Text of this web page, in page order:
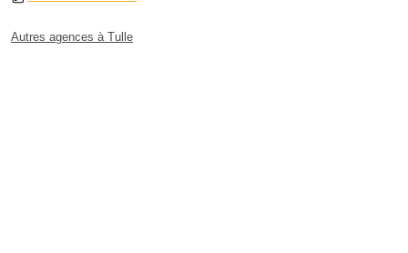
Autres agences à Tulle